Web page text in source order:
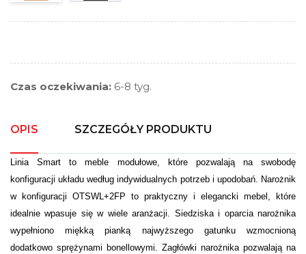
Czas oczekiwania: 6-8 tyg.
OPIS SZCZEGÓŁY PRODUKTU
Linia Smart to meble modułowe, które pozwalają na swobodę
konfiguracji układu według indywidualnych potrzeb i upodobań. Narożnik
w konfiguracji OTSWL+2FP to praktyczny i elegancki mebel, które
idealnie wpasuje się w wiele aranżacji. Siedziska i oparcia narożnika
wypełniono miękką pianką najwyższego gatunku wzmocnioną
dodatkowo sprężynami bonellowymi. Zagłówki narożnika pozwalają na